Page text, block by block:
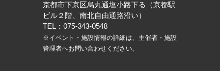
京都市下京区烏丸通塩小路下る（京都駅
ビル２階、南北自由通路沿い）
TEL：075-343-0548
※イベント・施設情報の詳細は、主催者・施設
管理者へお問い合わせください。